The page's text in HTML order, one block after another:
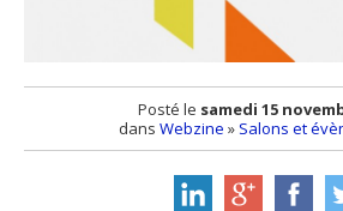
Posté le samedi 15
dans Webzine » Salons et